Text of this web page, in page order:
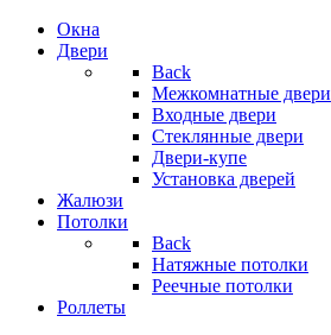
Окна
Двери
Back
Межкомнатные двери
Входные двери
Стеклянные двери
Двери-купе
Установка дверей
Жалюзи
Потолки
Back
Натяжные потолки
Реечные потолки
Роллеты